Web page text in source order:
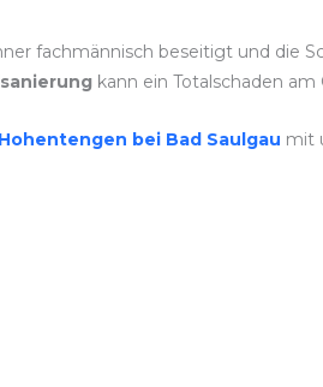
fachmännisch beseitigt und die
kann ein Totalschaden
bei Bad Saulgau mit